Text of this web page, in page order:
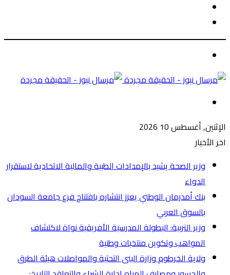
عن
الإثنين, أغسطس 10 2026
اخر الأخبار
وزير الصحة يشيد بالإمدادات الطبية والمالية الاتحادية لاستقرار
الدواء
بنك أمدرمان الوطني يعزز انتشاره بافتتاح فرع جامعة السودان
بالسوق العربي
وزير التربية: البطولة المدرسية الأفريقية نواة لاكتشاف
المواهب وتكوين منتخبات وطنية
ولاية الخرطوم وزارة البنى التحتية والمواصلات هيئة الطرق